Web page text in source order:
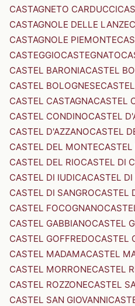
CASTAGNETO CARDUCCI
CASTAGNOLE DELLE LANZE
CASTAGNOLE PIEMONTE
CASTEGGIOCASTEGNATO
CASTEL BARONIACASTEL
CASTEL BOLOGNESE
CASTEL CASTAGNACASTEL
CASTEL CONDINOCASTEL
CASTEL D'AZZANOCASTEL
CASTEL DEL MONTECASTEL
CASTEL DEL RIOCASTEL DI
CASTEL DI IUDICACASTEL
CASTEL DI SANGROCASTEL
CASTEL FOCOGNANO
CASTEL GABBIANOCASTEL
CASTEL GOFFREDOCASTEL
CASTEL MADAMACASTEL
CASTEL MORRONECASTEL
CASTEL ROZZONECASTEL
CASTEL SAN GIOVANNI